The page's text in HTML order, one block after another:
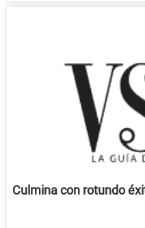
Culmina con rotundo